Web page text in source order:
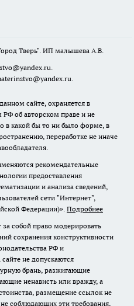
Тверь". ИП малышева А.В.
сайте, охраняется в
РФ об авторском праве и не
в какой бы то ни было форме, в
переработке не иначе
рекомендательные
предоставления
и анализа сведений,
сети "Интернет",
Федерации)». Подробнее
собой право модерировать
сохранения конструктивности
РФ и
не допускаются
брань, разжигающие
ненависть или вражду, а
размещение ссылок не
соблюдающих эти требования,